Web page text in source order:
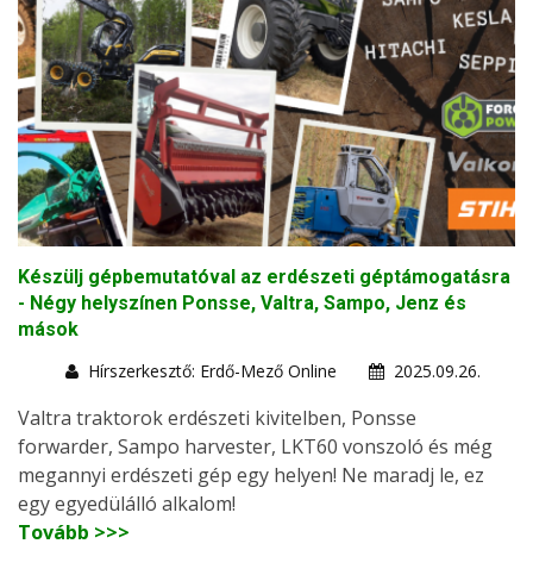
Készülj gépbemutatóval az erdészeti géptámogatásra
- Négy helyszínen Ponsse, Valtra, Sampo, Jenz és
mások
Hírszerkesztő: Erdő-Mező Online
2025.09.26.
Valtra traktorok erdészeti kivitelben, Ponsse
forwarder, Sampo harvester, LKT60 vonszoló és még
megannyi erdészeti gép egy helyen! Ne maradj le, ez
egy egyedülálló alkalom!
Tovább >>>